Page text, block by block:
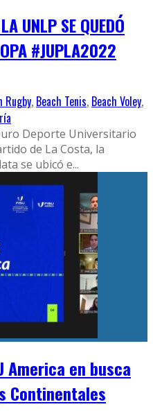
UNLP SE QUEDÓ
#JUPLA2022
Rugby, Beach Tenis, Beach Voley,
Deporte Universitario
de La Costa, la
se ubicó e...
America en busca
Continentales